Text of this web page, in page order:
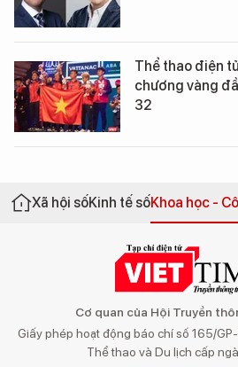
Thể thao điện
chương vàng
32
Xã hội sốKinh tế sốKhoa học -
Cơ quan của Hội Truyền
Giấy phép hoạt động báo chí số 165/
Thể thao và Du lịch cấp